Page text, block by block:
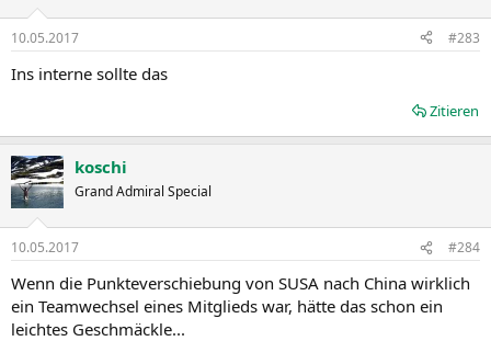
10.05.2017 #283
Ins interne sollte das
Zitieren
koschi
Grand Admiral Special
10.05.2017 #284
Wenn die Punkteverschiebung von SUSA nach China wirklich
ein Teamwechsel eines Mitglieds war, hätte das schon ein
leichtes Geschmäckle...